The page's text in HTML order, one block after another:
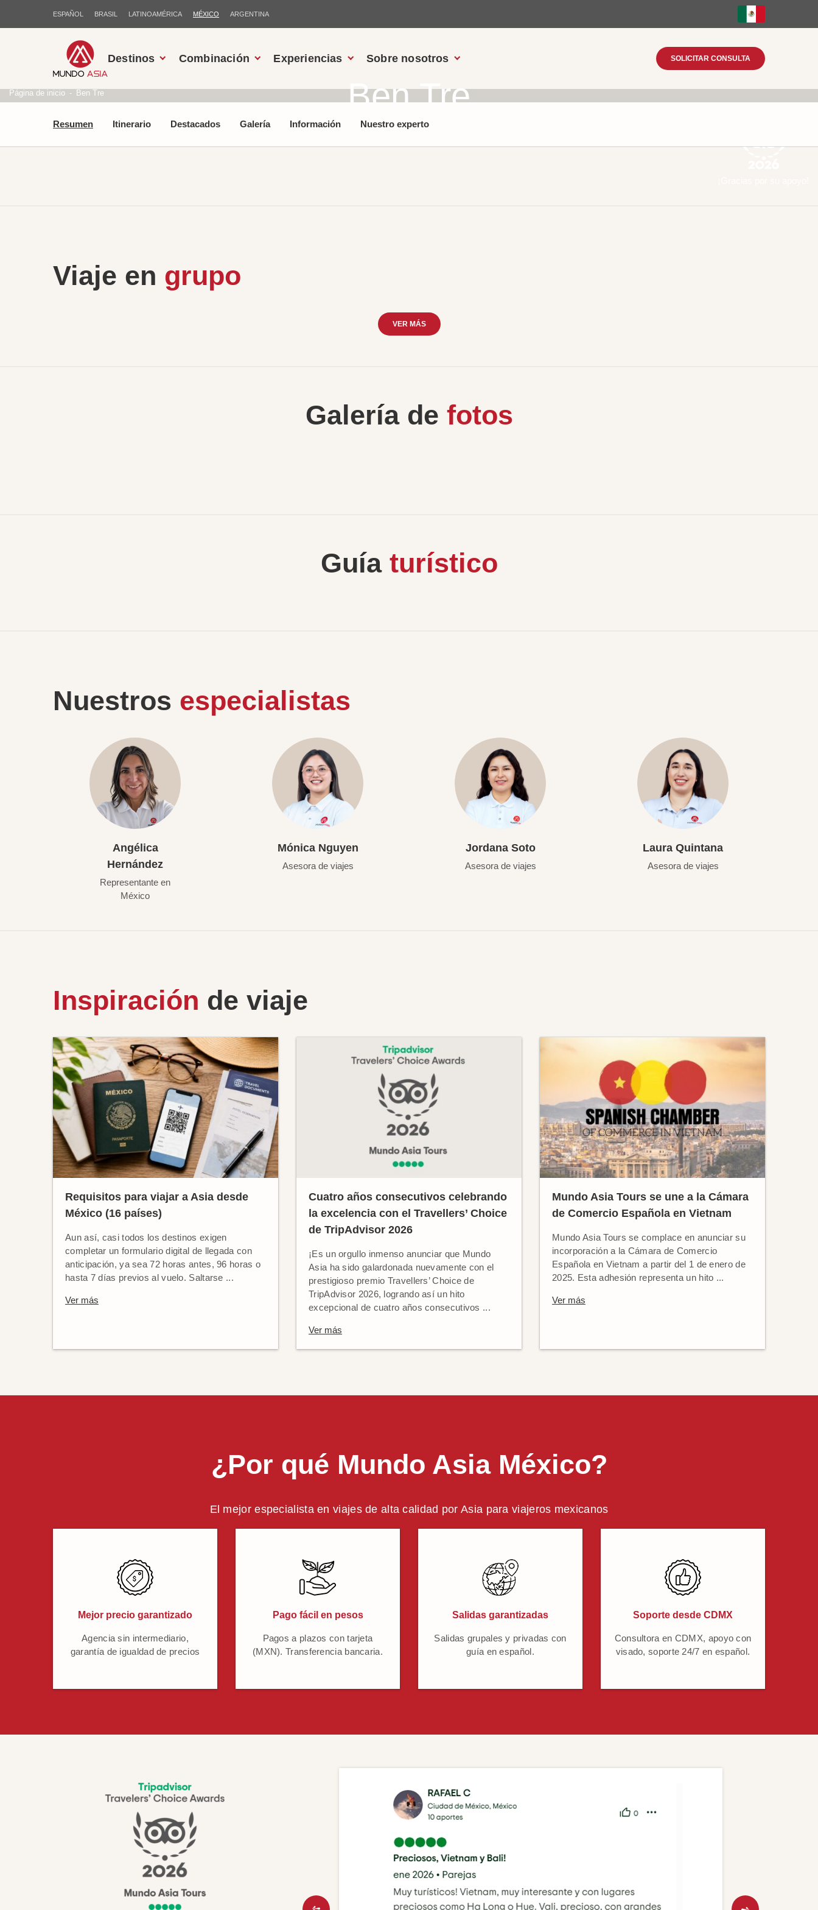
ESPAÑOL BRASIL LATINOAMÉRICA MÉXICO ARGENTINA
Destinos Combinación Experiencias Sobre nosotros SOLICITAR CONSULTA
Ben Tre
Página de inicio Ben Tre
Resumen Itinerario Destacados Galería Información Nuestro experto
Viaje en grupo
VER MÁS
Galería de fotos
Guía turístico
Nuestros especialistas
Angélica
Hernández
Representante en
México
Mónica Nguyen
Asesora de viajes
Jordana Soto
Asesora de viajes
Laura Quintana
Asesora de viajes
Inspiración de viaje
Requisitos para viajar a Asia desde
México (16 países)
Aun así, casi todos los destinos exigen
completar un formulario digital de llegada con
anticipación, ya sea 72 horas antes, 96 horas o
hasta 7 días previos al vuelo. Saltarse ...
Ver más
Cuatro años consecutivos celebrando
la excelencia con el Travellers’ Choice
de TripAdvisor 2026
¡Es un orgullo inmenso anunciar que Mundo
Asia ha sido galardonada nuevamente con el
prestigioso premio Travellers’ Choice de
TripAdvisor 2026, logrando así un hito
excepcional de cuatro años consecutivos ...
Ver más
Mundo Asia Tours se une a la Cámara
de Comercio Española en Vietnam
Mundo Asia Tours se complace en anunciar su
incorporación a la Cámara de Comercio
Española en Vietnam a partir del 1 de enero de
2025. Esta adhesión representa un hito ...
Ver más
¿Por qué Mundo Asia México?
El mejor especialista en viajes de alta calidad por Asia para viajeros mexicanos
Mejor precio garantizado
Agencia sin intermediario,
garantía de igualdad de precios
Pago fácil en pesos
Pagos a plazos con tarjeta
(MXN). Transferencia bancaria.
Salidas garantizadas
Salidas grupales y privadas con
guía en español.
Soporte desde CDMX
Consultora en CDMX, apoyo con
visado, soporte 24/7 en español.